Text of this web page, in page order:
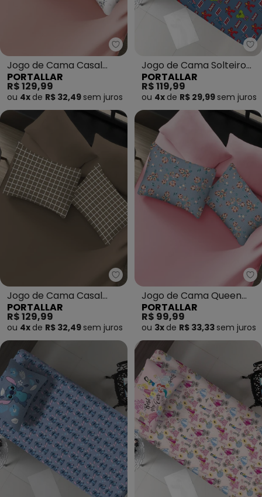
Portallar - Jogo de Cama
Jogo de Cama Casal
Classic (Floral Rosa) 3
Peças
PORTALLAR
R$ 129,99
ou 4x de R$ 32,49 sem juros
Jogo de Cama Solteiro
(Avengers) 2 Peças
PORTALLAR
R$ 119,99
ou 4x de R$ 29,99 sem juros
Portallar - Jogo de Cama
Jogo de Cama Casal
Classic (Marrom) 3 Peças
PORTALLAR
R$ 129,99
ou 4x de R$ 32,49 sem juros
Jogo de Cama Queen
(Miraflores) 3 Peças
PORTALLAR
R$ 99,99
ou 3x de R$ 33,33 sem juros